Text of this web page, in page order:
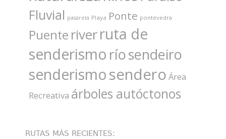
Fluvial pasarela Playa Ponte pontevedra
Puente riverruta de
senderismo ríosendeiro
senderismosendero Área
Recreativa árboles autóctonos
RUTAS MÁS RECIENTES: